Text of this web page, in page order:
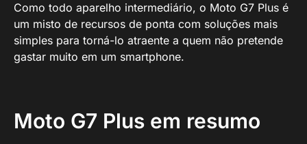
Como todo aparelho intermediário, o Moto G7 Plus é
um misto de recursos de ponta com soluções mais
simples para torná-lo atraente a quem não pretende
gastar muito em um smartphone.
Moto G7 Plus em resumo